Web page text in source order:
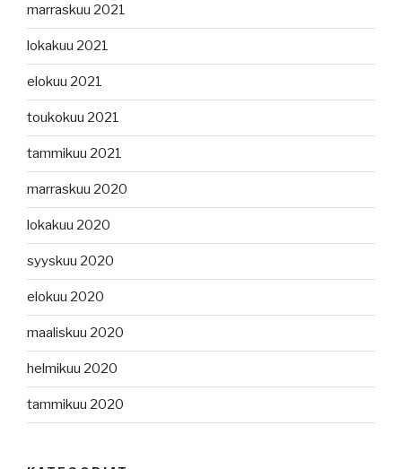
marraskuu 2021
lokakuu 2021
elokuu 2021
toukokuu 2021
tammikuu 2021
marraskuu 2020
lokakuu 2020
syyskuu 2020
elokuu 2020
maaliskuu 2020
helmikuu 2020
tammikuu 2020